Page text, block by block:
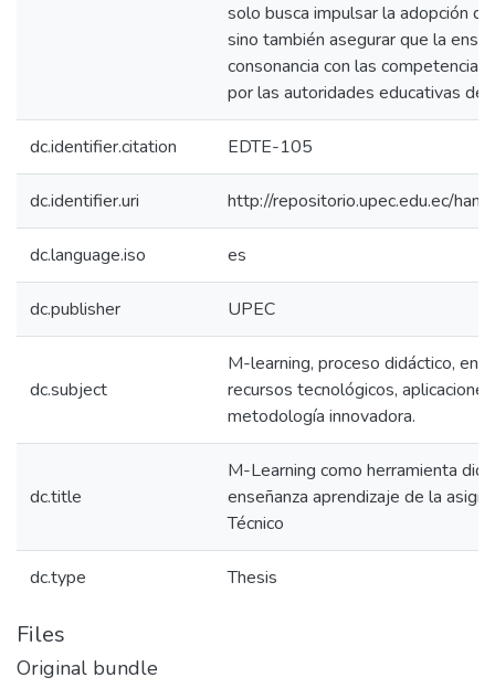
solo busca impulsar la adopción
sino también asegurar que la
consonancia con las
por las autoridades educativas del
dc.identifier.citation EDTE-105
dc.identifier.uri http://repositorio.upec.edu.ec/
dc.language.iso es
dc.publisher UPEC
dc.subject
M-learning, proceso didáctico,
recursos tecnológicos,
metodología innovadora.
dc.title
M-Learning como herramienta
enseñanza aprendizaje de la
Técnico
dc.type Thesis
Files
Original bundle